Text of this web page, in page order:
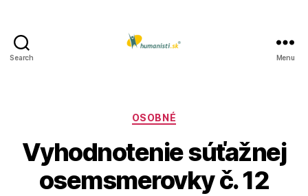
Search Menu
Kategórie
OSOBNÉ
Vyhodnotenie súťažnej
osemsmerovky č. 12